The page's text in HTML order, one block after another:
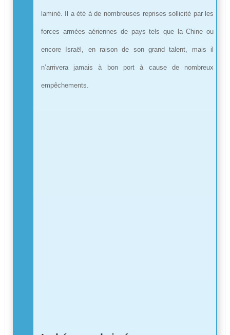
laminé. Il a été à de nombreuses reprises sollicité par les
forces armées aériennes de pays tels que la Chine ou
encore Israël, en raison de son grand talent, mais il
n’arrivera jamais à bon port à cause de nombreux
empêchements.